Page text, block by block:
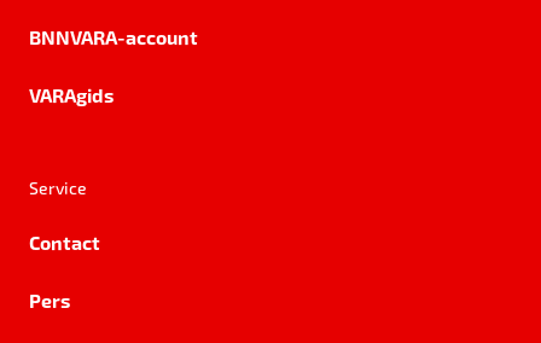
BNNVARA-account
VARAgids
Service
Contact
Pers